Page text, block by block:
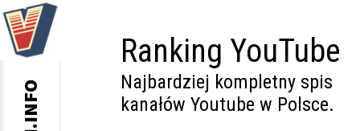
Ranking YouTube
Najbardziej kompletny spis
kanałów Youtube w Polsce.